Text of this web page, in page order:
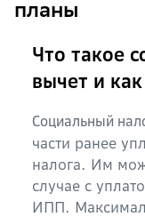
планы
Что такое
вычет и
Социальный
части ранее
налога. Им
случае с
ИПП.